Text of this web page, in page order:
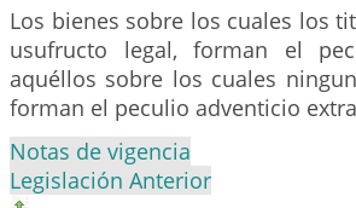
Los bienes sobre los cuales los
usufructo legal, forman el
aquéllos sobre los cuales
forman el peculio adventicio
Notas de vigencia
Legislación Anterior